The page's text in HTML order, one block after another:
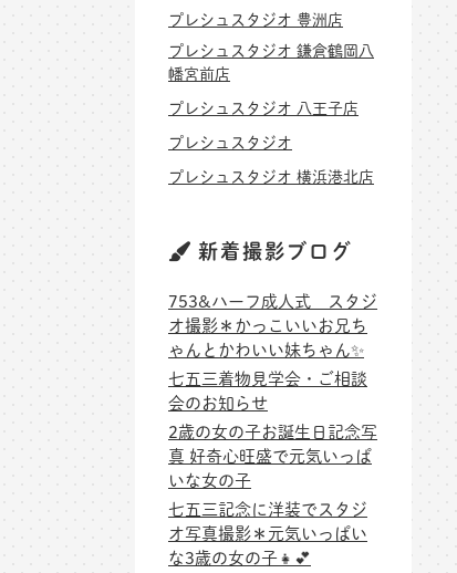
プレシュスタジオ 豊洲店
プレシュスタジオ 鎌倉鶴岡八
幡宮前店
プレシュスタジオ 八王子店
プレシュスタジオ
プレシュスタジオ 横浜港北店
新着撮影ブログ
753&ハーフ成人式 スタジ
オ撮影＊かっこいいお兄ち
ゃんとかわいい妹ちゃん✨
七五三着物見学会・ご相談
会のお知らせ
2歳の女の子お誕生日記念写
真 好奇心旺盛で元気いっぱ
いな女の子
七五三記念に洋装でスタジ
オ写真撮影＊元気いっぱい
な3歳の女の子👧💕